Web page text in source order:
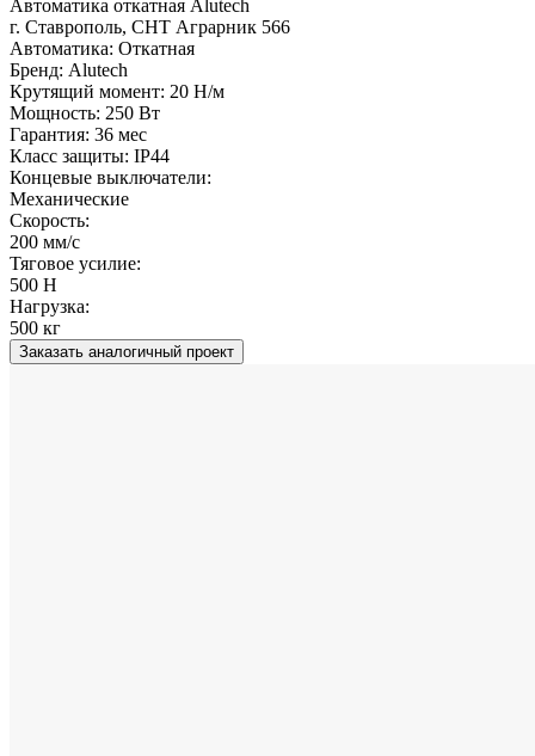
Автоматика откатная Alutech
г. Ставрополь, СНТ Аграрник 566
Автоматика: Откатная
Бренд: Alutech
Крутящий момент: 20 Н/м
Мощность: 250 Вт
Гарантия: 36 мес
Класс защиты: IP44
Концевые выключатели:
Механические
Скорость:
200 мм/с
Тяговое усилие:
500 Н
Нагрузка:
500 кг
Заказать аналогичный проект